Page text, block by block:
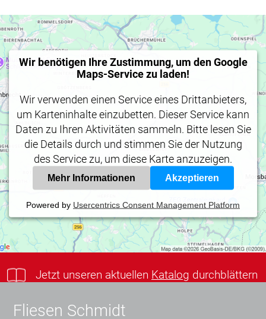
Wir benötigen Ihre Zustimmung, um den Google
Maps-Service zu laden!
Wir verwenden einen Service eines Drittanbieters,
um Karteninhalte einzubetten. Dieser Service kann
Daten zu Ihren Aktivitäten sammeln. Bitte lesen Sie
die Details durch und stimmen Sie der Nutzung
des Service zu, um diese Karte anzuzeigen.
Mehr Informationen Akzeptieren
Powered by Usercentrics Consent Management Platform
Jetzt unseren aktuellen Katalog durchblättern
Fliesen Schmidt